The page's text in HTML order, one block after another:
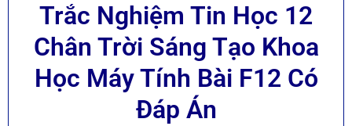
Trắc Nghiệm Tin Học 12
Chân Trời Sáng Tạo Khoa
Học Máy Tính Bài F12 Có
Đáp Án